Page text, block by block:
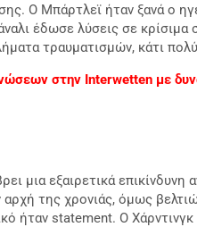
Ο Μπάρτλεϊ ήταν ξανά ο
έδωσε λύσεις σε κρίσιμα
τραυματισμών, κάτι
στην Interwetten με
μια εξαιρετικά επικίνδυνη
της χρονιάς, όμως
ήταν statement. Ο